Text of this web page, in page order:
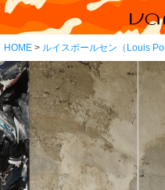
HOME ルイスポールセン（Louis